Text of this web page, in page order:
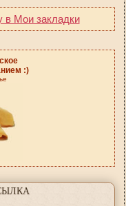
в Мои закладки
:)